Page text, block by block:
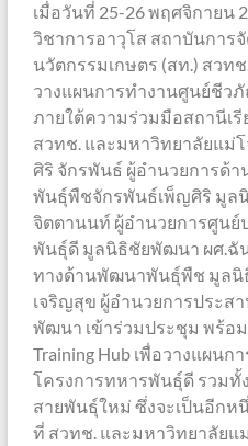
เมื่อวันที่ 25-26 พฤศจิกายน
วิชาการอาวุโส สถาบันการ
นวัตกรรมเกษตร (สท.) สวท
วางแผนการทำงานศูนย์ชี
ภายใต้ความร่วมมือสถานีเรี
สวทช. และมหาวิทยาลัยแม่
ศิริ จักรพันธ์ ผู้อำนวยการด้
พันธุ์พืชจักรพันธ์เพ็ญศิริ มูล
จิตตานนท์ ผู้อำนวยการศูนย์
พันธุ์ดี มูลนิธิชัยพัฒนา ผศ.ฉั
ทางด้านพัฒนาพันธุ์พืช มูล
เจริญสุข ผู้อำนวยการประส
พัฒนา เข้าร่วมประชุม พร้อ
Training Hub เพื่อวางแผน
โครงการทหารพันธุ์ดี รวม
สายพันธุ์ใหม่ ซึ่งจะเป็นอีกห
ที่ สวทช. และมหาวิทยาลัยแ